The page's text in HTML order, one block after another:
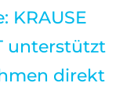
KRAUSE
unterstützt
direkt